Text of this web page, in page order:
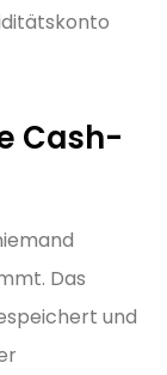
Cash-
Das
und